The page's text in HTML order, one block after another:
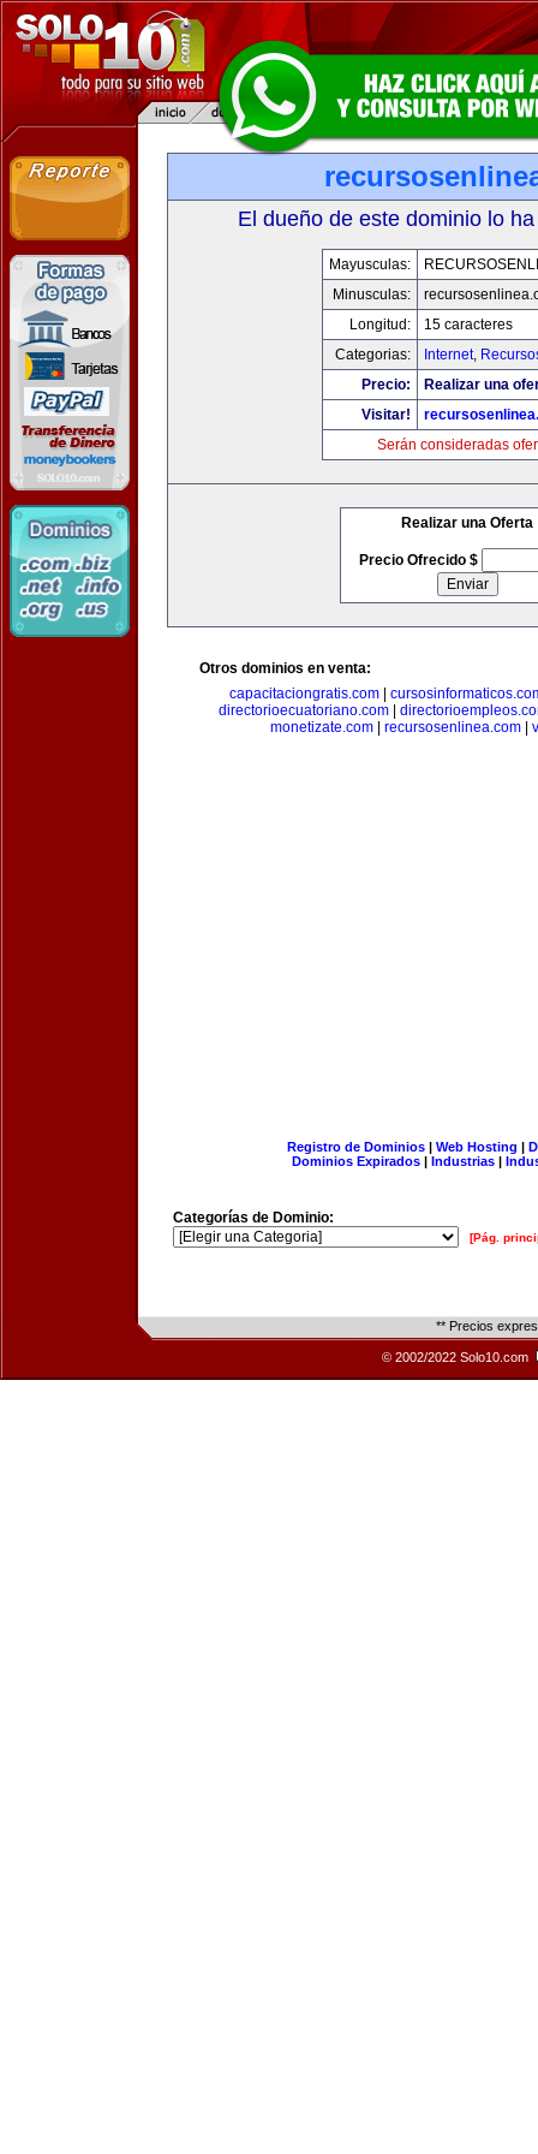
El dueño de este dominio lo
Mayusculas:
Minusculas:
Longitud:
15 caracteres
Categorias:
Internet,
Precio:
Realizar una
Visitar!
Serán consideradas
Realizar una Oferta
Precio Ofrecido $
Otros dominios en venta:
capacitaciongratis.com|
directorioecuatoriano.com
monetizate.com
recursosenlinea.com
Registro de Dominios| Web Hosting |
Dominios Expirados | Industrias |
Categorías de Dominio:
[Pág.
** Precios
© 2002/2022 Solo10.com